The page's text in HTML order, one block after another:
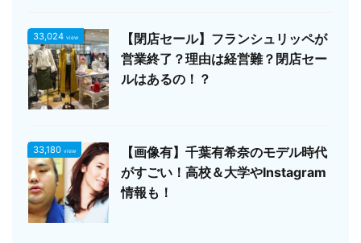
33,024 view
【閉店セール】フランシュリッペが
営業終了？理由は経営難？閉店セー
ルはあるの！？
33,180 view
【画像有】千葉有希奈のモデル時代
がすごい！高校＆大学やInstagram
情報も！